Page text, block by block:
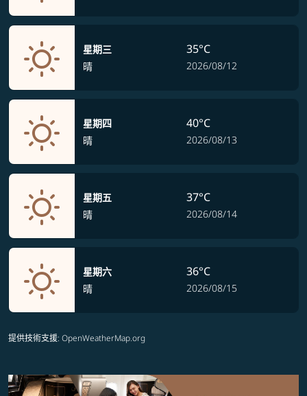
星期三
晴
35°C
2026/08/12
星期四
晴
40°C
2026/08/13
星期五
晴
37°C
2026/08/14
星期六
晴
36°C
2026/08/15
提供技術支援: OpenWeatherMap.org